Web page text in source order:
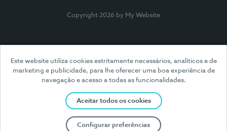
Este website utiliza cookies estritamente necessários, analíticos e de
marketing e publicidade, para lhe oferecer uma boa experiência de
navegação e acesso a todas as funcionalidades.
Aceitar todos os cookies
Configurar preferências
Copyright 2026 by My Website